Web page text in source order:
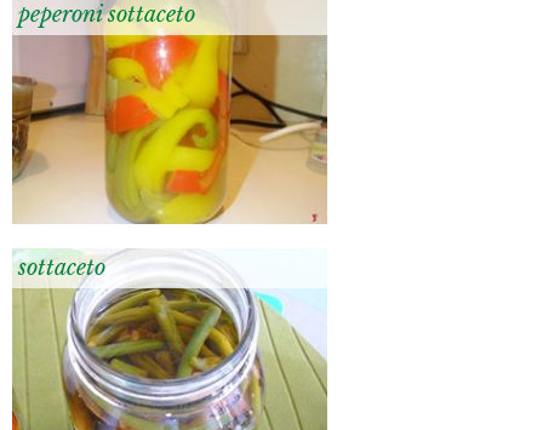
peperoni sottaceto
sottaceto